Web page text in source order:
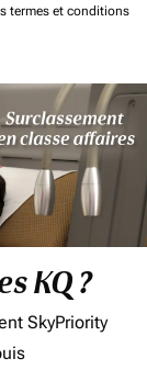
termes et conditions
KQ ?
SkyPriority